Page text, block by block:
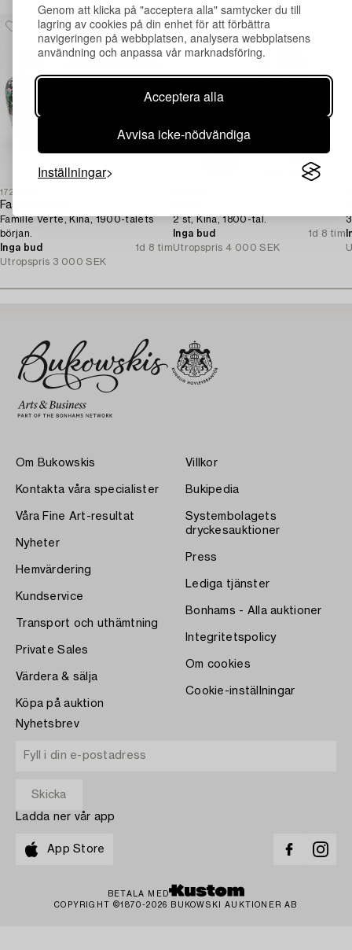
Genom att klicka på "acceptera alla" samtycker du till
lagring av cookies på din enhet för att förbättra
navigeringen på webbplatsen, analysera webbplatsens
användning och anpassa vår marknadsföring.
Acceptera alla
Avvisa icke-nödvändiga
Inställningar
1729476
Fat samt vas,
Famille Verte, Kina, 1900-talets
början.
Inga bud
1d 8 tim
Utropspris 3 000 SEK
2 st, Kina, 1800-tal.
Inga bud
1d 8 tim
Utropspris 4 000 SEK
Om Bukowskis
Kontakta våra specialister
Våra Fine Art-resultat
Nyheter
Hemvärdering
Kundservice
Transport och uthämtning
Private Sales
Värdera & sälja
Köpa på auktion
Villkor
Bukipedia
Systembolagets
dryckesauktioner
Press
Lediga tjänster
Bonhams - Alla auktioner
Integritetspolicy
Om cookies
Cookie-inställningar
Nyhetsbrev
Ladda ner vår app
App Store
BETALA MED
COPYRIGHT ©1870-2026 BUKOWSKI AUKTIONER AB